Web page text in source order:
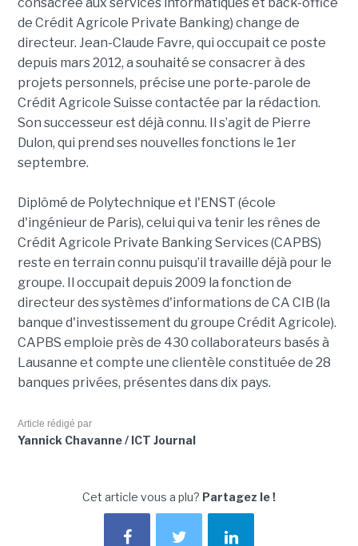
consacrée aux services informatiques et back-office
de Crédit Agricole Private Banking) change de
directeur. Jean-Claude Favre, qui occupait ce poste
depuis mars 2012, a souhaité se consacrer à des
projets personnels, précise une porte-parole de
Crédit Agricole Suisse contactée par la rédaction.
Son successeur est déjà connu. Il s’agit de Pierre
Dulon, qui prend ses nouvelles fonctions le 1er
septembre.
Diplômé de Polytechnique et l'ENST (école
d'ingénieur de Paris), celui qui va tenir les rênes de
Crédit Agricole Private Banking Services (CAPBS)
reste en terrain connu puisqu’il travaille déjà pour le
groupe. Il occupait depuis 2009 la fonction de
directeur des systèmes d'informations de CA CIB (la
banque d'investissement du groupe Crédit Agricole).
CAPBS emploie près de 430 collaborateurs basés à
Lausanne et compte une clientèle constituée de 28
banques privées, présentes dans dix pays.
Article rédigé par
Yannick Chavanne / ICT Journal
Cet article vous a plu? Partagez le !